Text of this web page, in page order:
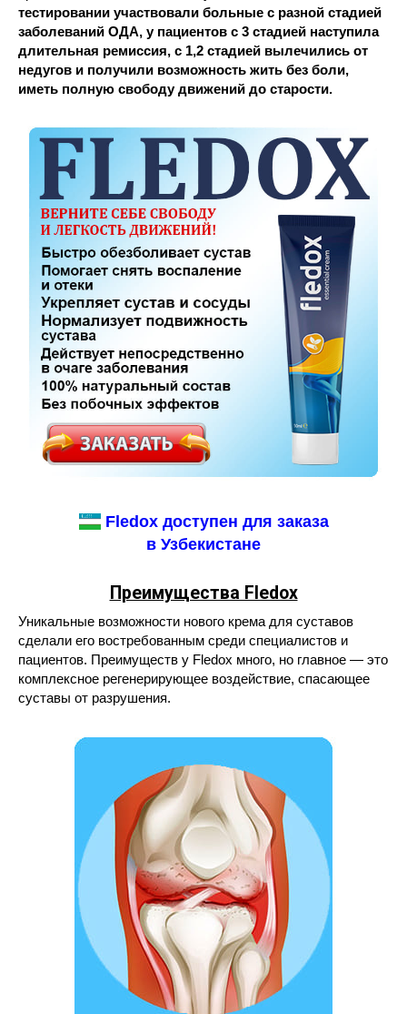
тестировании участвовали больные с разной стадией
заболеваний ОДА, у пациентов с 3 стадией наступила
длительная ремиссия, с 1,2 стадией вылечились от
недугов и получили возможность жить без боли,
иметь полную свободу движений до старости.
Fledox доступен для заказа
в Узбекистане
Преимущества Fledox
Уникальные возможности нового крема для суставов
сделали его востребованным среди специалистов и
пациентов. Преимуществ у Fledox много, но главное — это
комплексное регенерирующее воздействие, спасающее
суставы от разрушения.